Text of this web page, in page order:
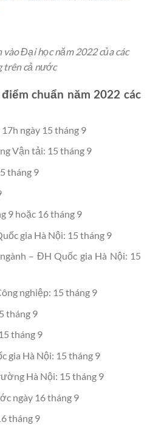
vào Đại học năm 2022 của các
trên cả nước
chuẩn năm 2022 các
ngày 15 tháng 9
Vận tải: 15 tháng 9
tháng 9
9 hoặc 16 tháng 9
gia Hà Nội: 15 tháng 9
– ĐH Quốc gia Hà Nội: 15
nghiệp: 15 tháng 9
tháng 9
tháng 9
gia Hà Nội: 15 tháng 9
Hà Nội: 15 tháng 9
ngày 16 tháng 9
tháng 9